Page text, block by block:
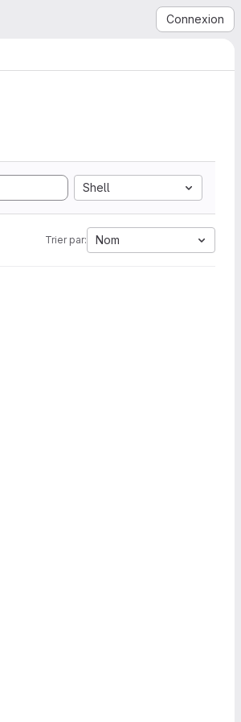
Connexion
Shell
Trier par: Nom